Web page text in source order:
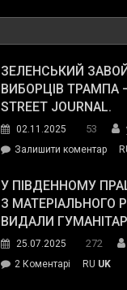
ЗЕЛЕНСЬКИЙ
ВИБОРЦІВ ТРАМПА –
STREET JOURNAL.
02.11.2025 53
Залишити коментарon
The
У ПІВДЕННОМУ
З МАТЕРІАЛЬНОГО
ВИДАЛИ
25.07.2025 272
2 Коментарі
RU UK